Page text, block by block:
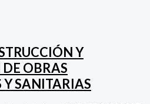
Y
OBRAS
SANITARIAS